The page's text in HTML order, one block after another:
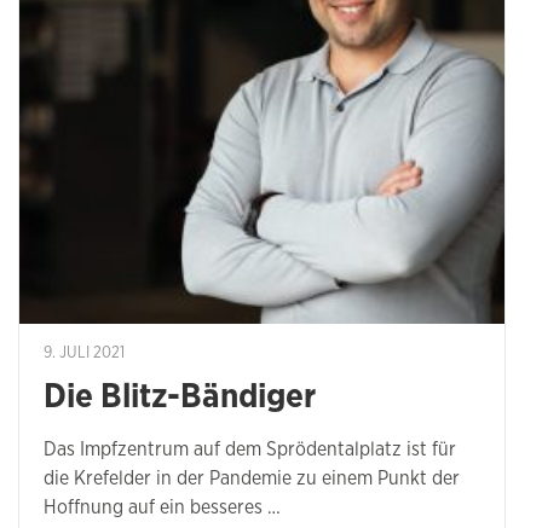
9. JULI 2021
Die Blitz-Bändiger
Das Impfzentrum auf dem Sprödentalplatz ist für
die Krefelder in der Pandemie zu einem Punkt der
Hoffnung auf ein besseres …